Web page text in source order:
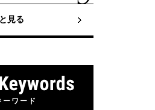
見る
ーワード